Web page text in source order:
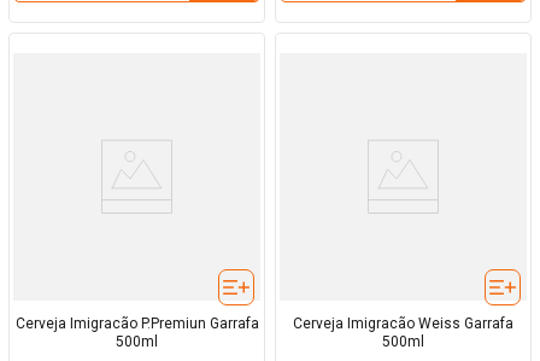
Cerveja Imigracão P.Premiun Garrafa
500ml
Cerveja Imigracão Weiss Garrafa
500ml